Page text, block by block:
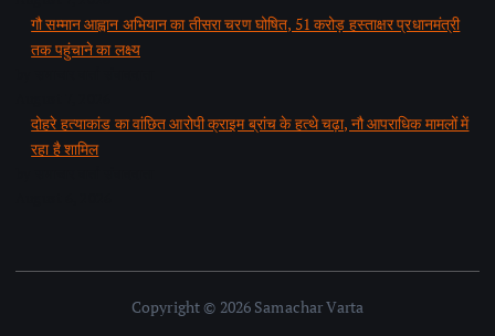
गौ सम्मान आह्वान अभियान का तीसरा चरण घोषित, 51 करोड़ हस्ताक्षर प्रधानमंत्री
तक पहुंचाने का लक्ष्य
दोहरे हत्याकांड का वांछित आरोपी क्राइम ब्रांच के हत्थे चढ़ा, नौ आपराधिक मामलों में
रहा है शामिल
Copyright © 2026 Samachar Varta